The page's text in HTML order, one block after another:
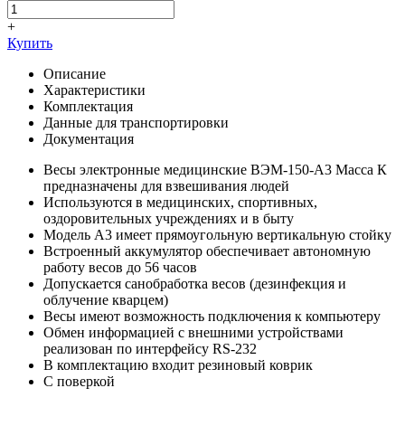
+
Купить
Описание
Характеристики
Комплектация
Данные для транспортировки
Документация
Весы электронные медицинские ВЭМ-150-А3 Масса К
предназначены для взвешивания людей
Используются в медицинских, спортивных,
оздоровительных учреждениях и в быту
Модель А3 имеет прямоугольную вертикальную стойку
Встроенный аккумулятор обеспечивает автономную
работу весов до 56 часов
Допускается санобработка весов (дезинфекция и
облучение кварцем)
Весы имеют возможность подключения к компьютеру
Обмен информацией с внешними устройствами
реализован по интерфейсу RS-232
В комплектацию входит резиновый коврик
С поверкой